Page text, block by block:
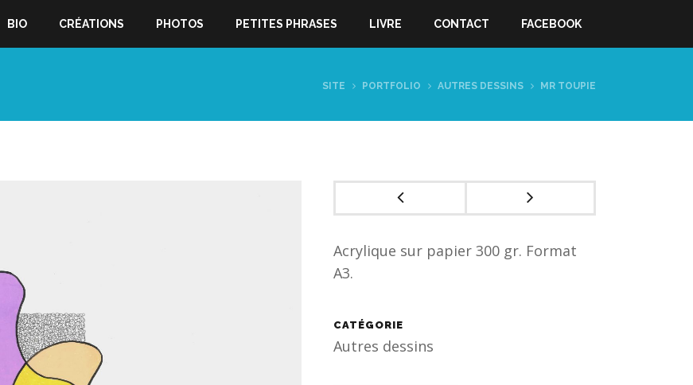
BIO CRÉATIONS PHOTOS PETITES PHRASES LIVRE CONTACT FACEBOOK
SITE PORTFOLIO AUTRES DESSINS MR TOUPIE
Acrylique sur papier 300 gr. Format
A3.
CATÉGORIE
Autres dessins